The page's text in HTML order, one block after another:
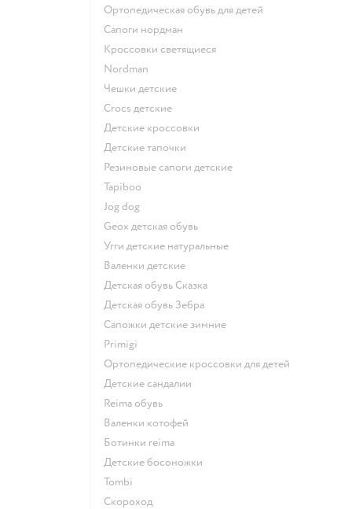
Ортопедическая обувь для детей
Сапоги нордман
Кроссовки светящиеся
Nordman
Чешки детские
Crocs детские
Детские кроссовки
Детские тапочки
Резиновые сапоги детские
Tapiboo
Jog dog
Geox детская обувь
Угги детские натуральные
Валенки детские
Детская обувь Сказка
Детская обувь Зебра
Сапожки детские зимние
Primigi
Ортопедические кроссовки для детей
Детские сандалии
Reima обувь
Валенки котофей
Ботинки reima
Детские босоножки
Tombi
Скороход